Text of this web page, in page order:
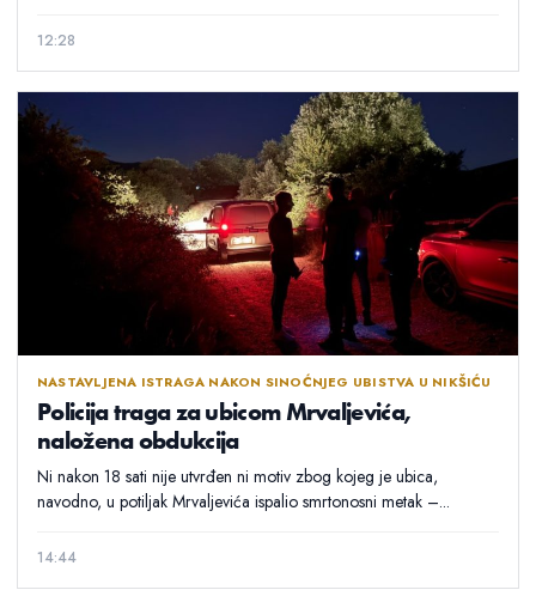
12:28
NASTAVLJENA ISTRAGA NAKON SINOĆNJEG UBISTVA U NIKŠIĆU
Policija traga za ubicom Mrvaljevića,
naložena obdukcija
Ni nakon 18 sati nije utvrđen ni motiv zbog kojeg je ubica,
navodno, u potiljak Mrvaljevića ispalio smrtonosni metak –...
14:44